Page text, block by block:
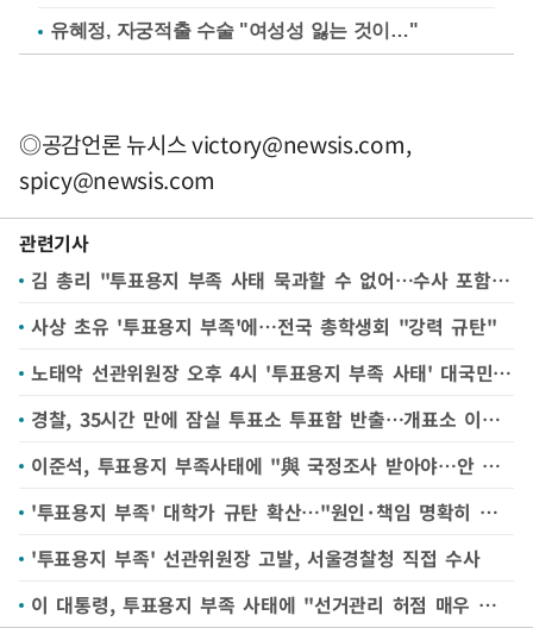
유혜정, 자궁적출 수술 "여성성 잃는 것이…"
◎공감언론 뉴시스victory@newsis.com,
spicy@newsis.com
관련기사
김 총리 "투표용지 부족 사태 묵과할 수 없어…수사 포함 모든 수단 통해 진상 규명 지시"
사상 초유 '투표용지 부족'에…전국 총학생회 "강력 규탄"
노태악 선관위원장 오후 4시 '투표용지 부족 사태' 대국민 사과
경찰, 35시간 만에 잠실 투표소 투표함 반출…개표소 이동(종합)
이준석, 투표용지 부족사태에 "與 국정조사 받아야…안 받으면 野는 특검 요구해야"
'투표용지 부족' 대학가 규탄 확산…"원인·책임 명확히 규명해야"
'투표용지 부족' 선관위원장 고발, 서울경찰청 직접 수사
이 대통령, 투표용지 부족 사태에 "선거관리 허점 매우 큰 유감…책임 명확히 물어야"